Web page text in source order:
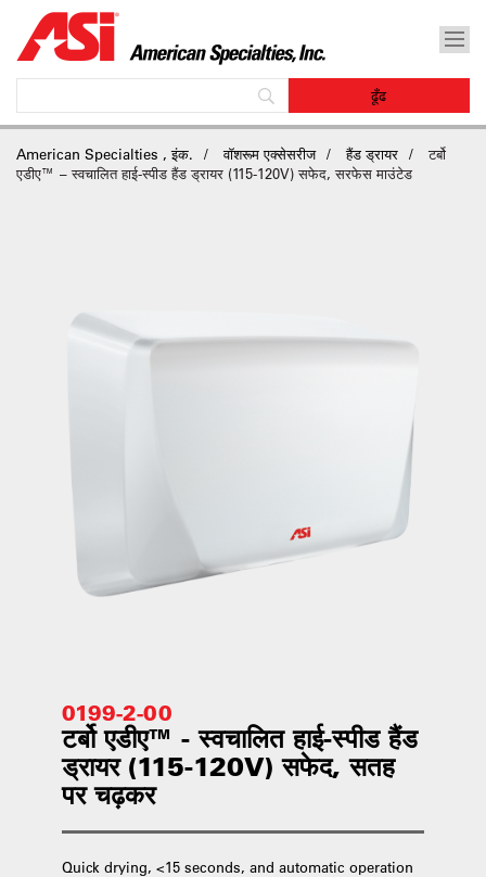
American Specialties , इंक. वॉशरूम एक्सेसरीज हैंड ड्रायर
टर्बो
एडीए™ – स्वचालित हाई-स्पीड हैंड ड्रायर (115-120V) सफेद, सरफेस माउंटेड
0199-2-00
टर्बो एडीए™ - स्वचालित हाई-स्पीड हैंड
ड्रायर (115-120V) सफेद, सतह
पर चढ़कर
Quick drying, <15 seconds, and automatic operation